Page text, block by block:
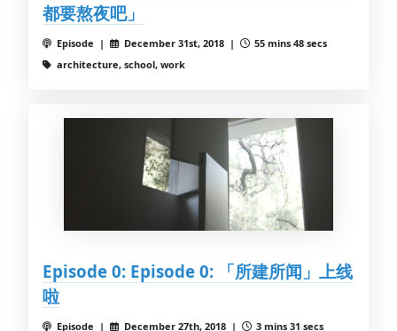
都要熬夜吧」
Episode | December 31st, 2018 |
55 mins 48 secs
architecture, school, work
Episode 0: Episode 0: 「所建所闻」上线
啦
Episode | December 27th, 2018 | 3 mins 31 secs